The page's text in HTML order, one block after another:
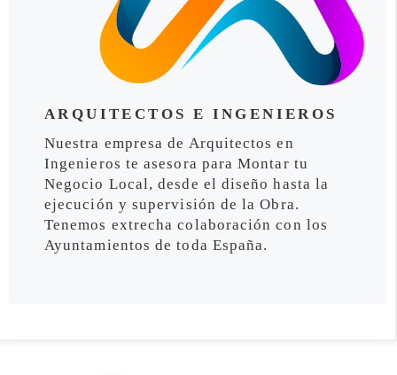
ARQUITECTOS E INGENIEROS
Nuestra empresa de Arquitectos en
Ingenieros te asesora para Montar tu
Negocio Local, desde el diseño hasta la
ejecución y supervisión de la Obra.
Tenemos extrecha colaboración con los
Ayuntamientos de toda España.